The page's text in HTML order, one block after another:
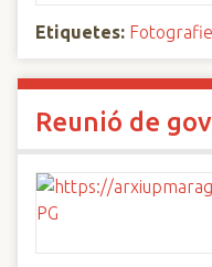
Etiquetes:
Reunió de